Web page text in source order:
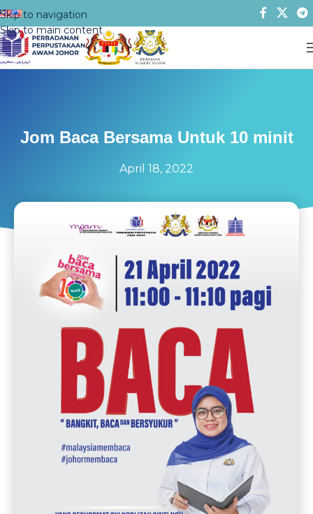
Skip to navigation
Skip to main content
Jom Baca Bersama Untuk 10 minit
April 18, 2022